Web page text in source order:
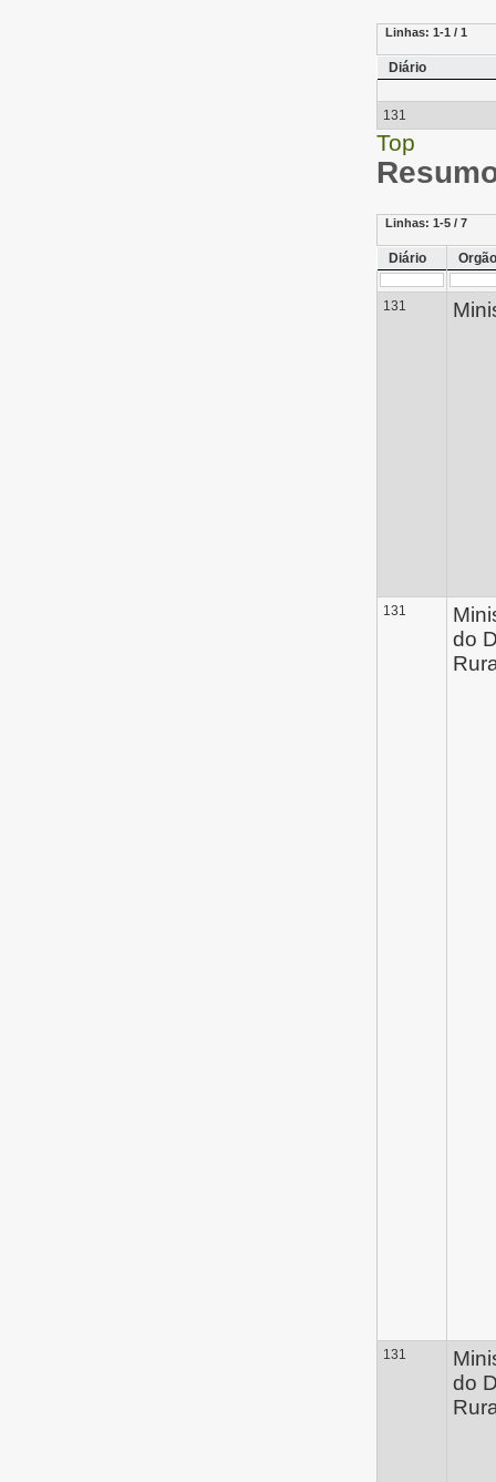
Linhas: 1-1 / 1
Diário
131
Top
Linhas: 1-5 / 7
Diário Orgão
131
131
do
131
do